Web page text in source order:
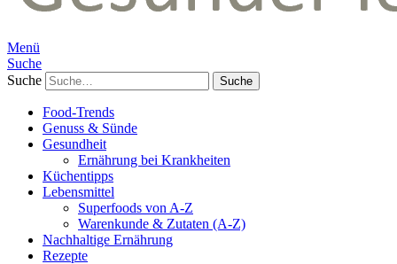
Menü
Suche
Suche
Food-Trends
Genuss & Sünde
Gesundheit
Ernährung bei Krankheiten
Küchentipps
Lebensmittel
Superfoods von A-Z
Warenkunde & Zutaten (A-Z)
Nachhaltige Ernährung
Rezepte